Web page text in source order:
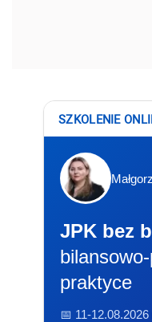
SZKOLENIE
JPK bez
praktyce
📅 11-12.08.2026